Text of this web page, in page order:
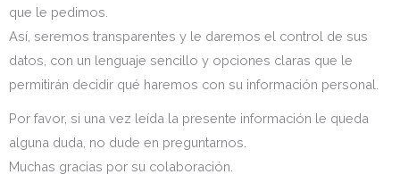
que le pedimos.
Así, seremos transparentes y le daremos el control de sus
datos, con un lenguaje sencillo y opciones claras que le
permitirán decidir qué haremos con su información personal.
Por favor, si una vez leída la presente información le queda
alguna duda, no dude en preguntarnos.
Muchas gracias por su colaboración.